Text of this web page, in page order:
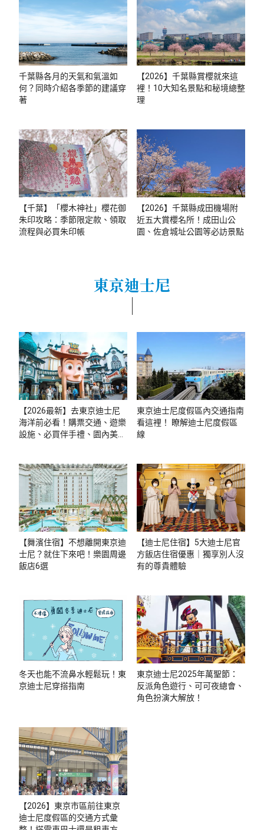
千葉縣各月的天氣和氣溫如
何？同時介紹各季節的建議穿
著
【2026】千葉縣賞櫻就來這
裡！10大知名景點和秘境總整
理
【千葉】「櫻木神社」櫻花御
朱印攻略：季節限定款、領取
流程與必買朱印帳
【2026】千葉縣成田機場附
近五大賞櫻名所！成田山公
園、佐倉城址公園等必訪景點
東京迪士尼
【2026最新】去東京迪士尼
海洋前必看！購票交通、遊樂
設施、必買伴手禮、園內美食
東京迪士尼度假區內交通指南
看這裡！ 瞭解迪士尼度假區
線
【舞濱住宿】不想離開東京迪
士尼？就住下來吧！樂園周邊
飯店6選
【迪士尼住宿】5大迪士尼官
方飯店住宿優惠｜獨享別人沒
有的尊貴體驗
冬天也能不流鼻水輕鬆玩！東
京迪士尼穿搭指南
東京迪士尼2025年萬聖節：
反派角色遊行、可可夜總會、
角色扮演大解放！
【2026】東京市區前往東京
迪士尼度假區的交通方式彙